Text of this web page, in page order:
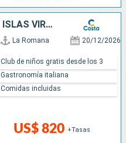
REP. DOMINICANA, ANTILLAS, ISLAS VÍRGENES
La Romana 20/12/2026
US$ 820 +Tasas
Club de niños gratis desde los 3
Gastronomía italiana
Comidas incluidas